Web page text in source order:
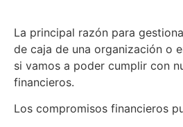
La principal razón para
de caja de una organización o
si vamos a poder cumplir con
financieros.
Los compromisos financieros